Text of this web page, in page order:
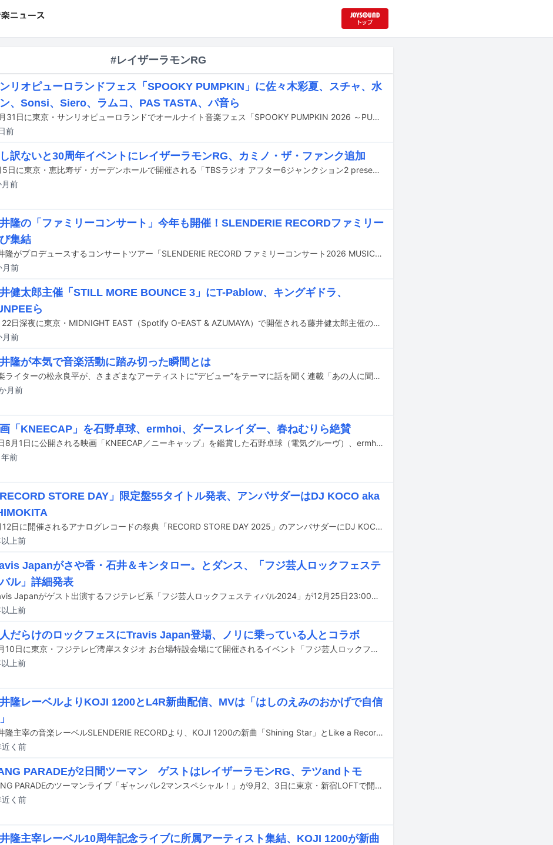
#レイザーラモンRG
リオピューロランドフェス「SPOOKY PUMPKIN」に佐々木彩夏、スチャ、水
、Sonsi、Siero、ラムコ、PAS TASTA、パ音ら
10月31日に東京・サンリオピューロランドでオールナイト音楽フェス「SPOOKY PUMPKIN 2026 ～PURO ALL NIGHT HALLOWEEN PARTY～」が開催される。
前
訳ないと30周年イベントにレイザーラモンRG、カミノ・ザ・ファンク追加
9月5日に東京・恵比寿ザ・ガーデンホールで開催される「TBSラジオ アフター6ジャンクション2 presents［申し訳ないと30th ANNIVERSARY & LAST PARTY ＠恵比寿The Garden Hall］」の第3弾出演アーティストが発表された。
前
隆の「ファミリーコンサート」今年も開催！SLENDERIE RECORDファミリー
集結
藤井隆がプロデュースするコンサートツアー「SLENDERIE RECORD ファミリーコンサート2026 MUSIC POWER」が7月から9月にかけて行われる。
前
健太郎主催「STILL MORE BOUNCE 3」にT-Pablow、キングギドラ、
ら
2月22日深夜に東京・MIDNIGHT EAST（Spotify O-EAST & AZUMAYA）で開催される藤井健太郎主催の音楽イベント「STILL MORE BOUNCE 3」の出演者が発表された。
前
隆が本気で音楽活動に踏み切った瞬間とは
音楽ライターの松永良平が、さまざまなアーティストに“デビュー”をテーマに話を聞く連載「あの人に聞くデビューの話」。前回に引き続き、藤井隆をゲストに迎えてお届けする。2000年3月にシングル「ナンダカンダ」で歌手デビューを飾った藤井は、3枚目のシングル「絶望グッドバイ」で敬愛する松本隆に作詞オファー。翌年には松本のプロデュースによる1stアルバム「ロミオ道行」を発表、初のワンマンライブも成功に収め、以降、本格的に音楽活動に邁進することとなる。2014年には自身のレーベルSLENDERIE RECORDを設立。インタビュー後半では、ハイクオリティな作品を世に送り出してきた彼に“デビューさせる側”としてのこだわりも語ってもらった。
月前
「KNEECAP」を石野卓球、ermhoi、ダースレイダー、春ねむりら絶賛
明日8月1日に公開される映画「KNEECAP／ニーキャップ」を鑑賞した石野卓球（電気グルーヴ）、ermhoi、ダースレイダー、春ねむりらのコメントが到着した。
前
RECORD STORE DAY」限定盤55タイトル発表、アンバサダーはDJ KOCO aka
4月12日に開催されるアナログレコードの祭典「RECORD STORE DAY 2025」のアンバサダーにDJ KOCO aka SHIMOKITAが就任。さらに本祭典でリリースされる限定アイテムが発表された。
上前
Japanがさや香・石井＆キンタロー。とダンス、「フジ芸人ロックフェステ
ル」詳細発表
Travis Japanがゲスト出演するフジテレビ系「フジ芸人ロックフェスティバル2024」が12月25日23:00より放送される。
上前
だらけのロックフェスにTravis Japan登場、ノリに乗っている人とコラボ
11月10日に東京・フジテレビ湾岸スタジオ お台場特設会場にて開催されるイベント「フジ芸人ロックフェスティバル2024」にTravis Japanがゲスト出演する。
上前
隆レーベルよりKOJI 1200とL4R新曲配信、MVは「はしのえみのおかげで自信
藤井隆主宰の音楽レーベルSLENDERIE RECORDより、KOJI 1200の新曲「Shining Star」とLike a Record round! round! round!の新曲「本g心g」（読み：ほんしん）が本日10月2日に配信リリースされた。
く 前
PARADEが2日間ツーマン ゲストはレイザーラモンRG、テツandトモ
GANG PARADEのツーマンライブ「ギャンパレ2マンスペシャル！」が9月2、3日に東京・新宿LOFTで開催されることが決定した。
く 前
隆主宰レーベル10周年記念ライブに所属アーティスト集結、KOJI 1200が新曲